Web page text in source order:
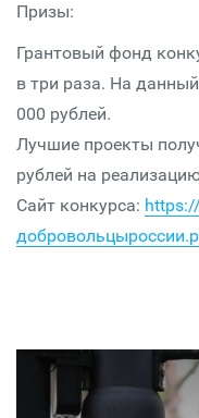
Призы:
Грантовый фонд
в три раза. На
000 рублей.
Лучшие проекты
рублей на
Сайт конкурса: https://